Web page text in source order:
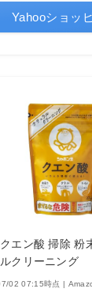
Yahooショッ
エン酸 掃除 粉
クリーニング
02 07:15時点 |